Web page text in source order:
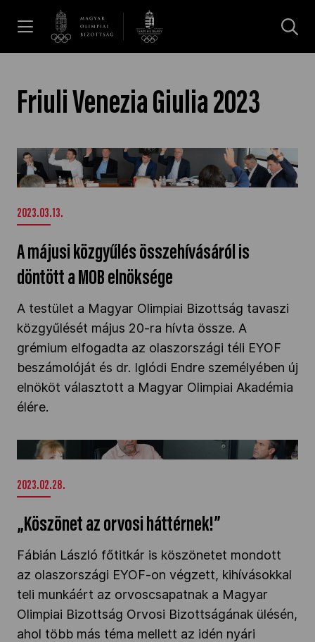
Dakar 2026
MOB
Kettőskarrier-program
NOB
Társszervezetek
OVEP
Adatbank
Friuli Venezia Giulia 2023
A májusi közgyűlés összehívásáról is döntött a
MOB elnöksége" />
2023.03.13.
A májusi közgyűlés összehívásáról is
döntött a MOB elnöksége
A testület a Magyar Olimpiai Bizottság tavaszi
közgyűlését május 20-ra hívta össze. A
grémium elfogadta az olaszországi téli EYOF
beszámolóját és dr. Iglódi Endre személyében új
elnököt választott a Magyar Olimpiai Akadémia
élére.
„Köszönet az orvosi háttérnek!”" />
2023.02.28.
„Köszönet az orvosi háttérnek!”
Fábián László főtitkár is köszönetet mondott
az olaszországi EYOF-on végzett, kihívásokkal
teli munkáért az orvoscsapatnak a Magyar
Olimpiai Bizottság Orvosi Bizottságának ülésén,
ahol több más téma mellett az idén nyári